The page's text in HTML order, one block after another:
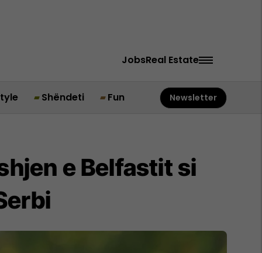
JobsReal Estate
Shëndeti Fun Newsletter
e Belfastit si